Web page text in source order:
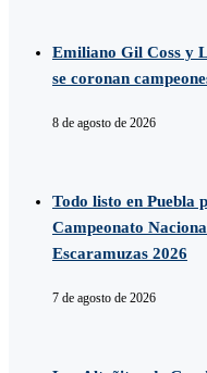
Emiliano Gil Coss y
se coronan
8 de agosto de 2026
Todo listo en Puebla
Campeonato
Escaramuzas 2026
7 de agosto de 2026